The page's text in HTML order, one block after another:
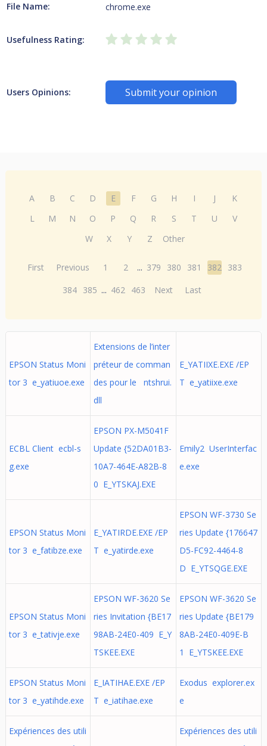
File Name: chrome.exe
Usefulness Rating:
Users Opinions: Submit your opinion
A B C D E F G H I J
K
L
M N O P Q R S T U
V
W
X Y Z Other
First Previous 1 2 ... 379 380 381 382 383
384 385 ... 462 463 Next Last
EPSON Status Moni
tor 3 e_yatiuoe.exe
Extensions de l’inter
préteur de comman
des pour le ntshrui.
dll
E_YATIIXE.EXE /EP
T e_yatiixe.exe
ECBL Client ecbl-s
g.exe
EPSON PX-M5041F
Update {52DA01B3-
10A7-464E-A82B-8
0 E_YTSKAJ.EXE
Emily2 UserInterfac
e.exe
EPSON Status Moni
tor 3 e_fatibze.exe
E_YATIRDE.EXE /EP
T e_yatirde.exe
EPSON WF-3730 Se
ries Update {176647
D5-FC92-4464-8
D E_YTSQGE.EXE
EPSON Status Moni
tor 3 e_tativje.exe
EPSON WF-3620 Se
ries Invitation {BE17
98AB-24E0-409 E_Y
TSKEE.EXE
EPSON WF-3620 Se
ries Update {BE179
8AB-24E0-409E-B
1 E_YTSKEE.EXE
EPSON Status Moni
tor 3 e_yatihde.exe
E_IATIHAE.EXE /EP
T e_iatihae.exe
Exodus explorer.ex
e
Expériences des utili
Expériences des utili